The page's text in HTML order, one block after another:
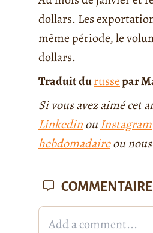
dollars. Les
même période, le
dollars.
Traduit durussepar
Si vous avez aimé cet
LinkedinouInstagram
hebdomadaireou